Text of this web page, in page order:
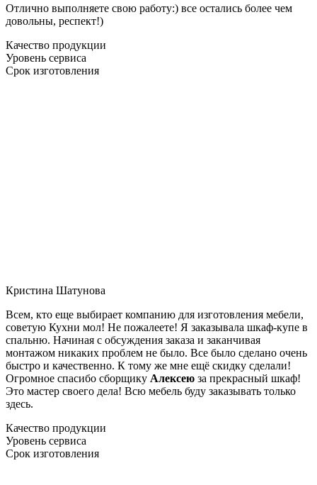
Отлично выполняете свою работу:) все остались более чем
довольны, респект!)
Качество продукции
Уровень сервиса
Срок изготовления
Кристина Шатунова
Всем, кто еще выбирает компанию для изготовления мебели,
советую Кухни мол! Не пожалеете! Я заказывала шкаф-купе в
спальню. Начиная с обсуждения заказа и заканчивая
монтажом никаких проблем не было. Все было сделано очень
быстро и качественно. К тому же мне ещё скидку сделали!
Огромное спасибо сборщику Алексею за прекрасный шкаф!
Это мастер своего дела! Всю мебель буду заказывать только
здесь.
Качество продукции
Уровень сервиса
Срок изготовления